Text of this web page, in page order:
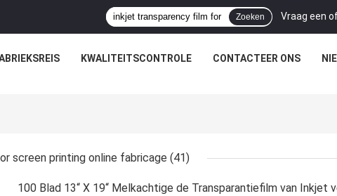
Vraag een
Zoeken
KWALITEITSCONTROLE CONTACTEER ONS
screen printing online fabricage (41)
100 Blad 13“ X 19“ Melkachtige de Transparantiefilm van Inkjet